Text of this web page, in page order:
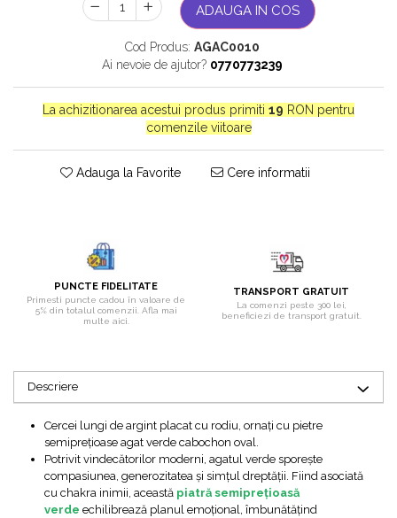
Bijuterii onix
Bijuterii peridot
Bijuterii piatra soarelui
Bijuterii rodocrozit
Bijuterii sidef si abalone
Bijuterii smarald
Bijuterii sodalit
Bijuterii tanzanit
Bijuterii topaz
Bijuterii turcoaz
Bijuterii turmaline
Bijuterii morganit
ADAUGA IN COS
Cod Produs: AGAC0010
Ai nevoie de ajutor? 0770773239
La achizitionarea acestui produs primiti 19 RON pentru
comenzile viitoare
Adauga la Favorite Cere informatii
PUNCTE FIDELITATE
Primesti puncte cadou în valoare de
5% din totalul comenzii. Afla mai
multe aici.
TRANSPORT GRATUIT
La comenzi peste 300 lei,
beneficiezi de transport gratuit.
Descriere
Cercei lungi de argint placat cu rodiu, ornați cu pietre
semiprețioase agat verde cabochon oval.
Potrivit vindecătorilor moderni, agatul verde sporește
compasiunea, generozitatea și simțul dreptății. Fiind asociată
cu chakra inimii, această piatră semiprețioasă
verde echilibrează planul emoțional, îmbunătățind